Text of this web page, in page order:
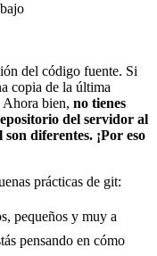
del código fuente. Si
copia de la última
Ahora bien, no tienes
del servidor al
diferentes. ¡Por eso
prácticas de git:
pequeños y muy a
pensando en cómo